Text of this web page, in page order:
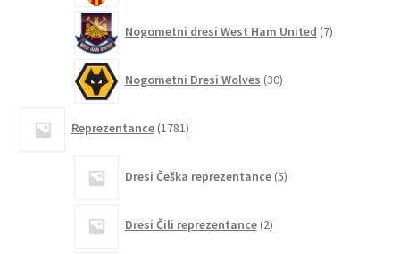
Nogometni dresi West Ham United 7izdelkov
Nogometni Dresi Wolves 30izdelkov
Reprezentance 1781izdelkov
Dresi Češka reprezentance 5izdelkov
Dresi Čili reprezentance 2izdelka